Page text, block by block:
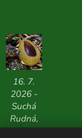
16. 7.
2026 -
Suchá
Rudná,
713 m n.